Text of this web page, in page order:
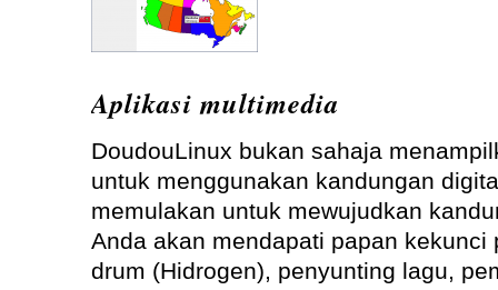
Aplikasi multimedia
DoudouLinux bukan sahaja
untuk menggunakan kandungan
memulakan untuk mewujudkan
Anda akan mendapati papan kekunci
drum (Hidrogen), penyunting lagu,